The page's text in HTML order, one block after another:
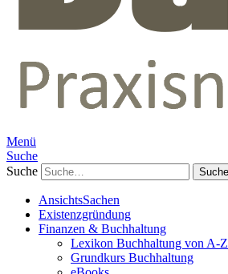
Menü
Suche
Suche
AnsichtsSachen
Existenzgründung
Finanzen & Buchhaltung
Lexikon Buchhaltung von A-Z
Grundkurs Buchhaltung